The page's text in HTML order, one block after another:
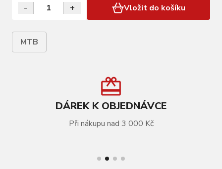
- + Vložit do košíku
MTB
DÁREK K OBJEDNÁVCE
Při nákupu nad 3 000 Kč